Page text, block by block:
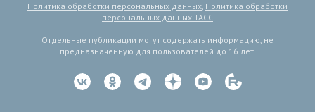
Политика обработки персональных данных, Политика обработки
персональных данных ТАСС
Отдельные публикации могут содержать информацию, не
предназначенную для пользователей до 16 лет.